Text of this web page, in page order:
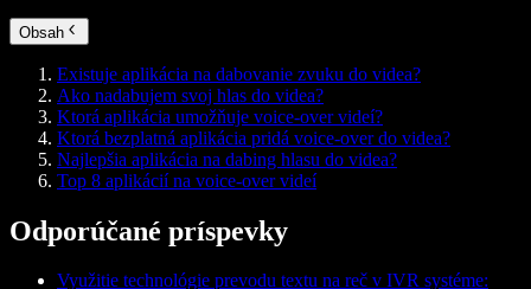
Obsah
Existuje aplikácia na dabovanie zvuku do videa?
Ako nadabujem svoj hlas do videa?
Ktorá aplikácia umožňuje voice-over videí?
Ktorá bezplatná aplikácia pridá voice-over do videa?
Najlepšia aplikácia na dabing hlasu do videa?
Top 8 aplikácií na voice-over videí
Odporúčané príspevky
Využitie technológie prevodu textu na reč v IVR systéme: